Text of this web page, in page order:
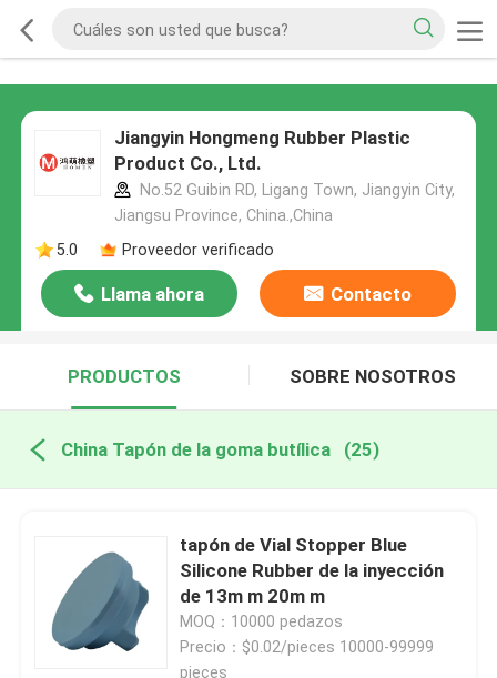
Jiangyin Hongmeng Rubber Plastic
Product Co., Ltd.
No.52 Guibin RD, Ligang Town, Jiangyin City,
Jiangsu Province, China.,China
5.0
Proveedor verificado
Llama ahora Contacto
PRODUCTOS SOBRE NOSOTROS
China Tapón de la goma butílica (25)
tapón de Vial Stopper Blue
Silicone Rubber de la inyección
de 13m m 20m m
MOQ：10000 pedazos
Precio：$0.02/pieces 10000-99999
pieces